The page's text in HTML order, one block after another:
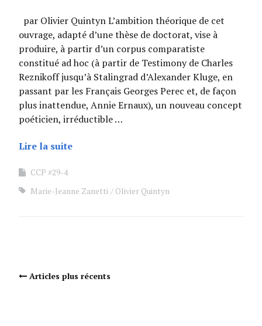
par Olivier Quintyn L’ambition théorique de cet
ouvrage, adapté d’une thèse de doctorat, vise à
produire, à partir d’un corpus comparatiste
constitué ad hoc (à partir de Testimony de Charles
Reznikoff jusqu’à Stalingrad d’Alexander Kluge, en
passant par les Français Georges Perec et, de façon
plus inattendue, Annie Ernaux), un nouveau concept
poéticien, irréductible …
Lire la suite
CCP #29-4
Marie-Jeanne Zanetti
Olivier Quintyn
Navigation Articles
Articles plus récents